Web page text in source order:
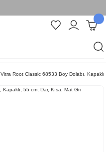
Vitra Root Classic 68533 Boy Dolabı,